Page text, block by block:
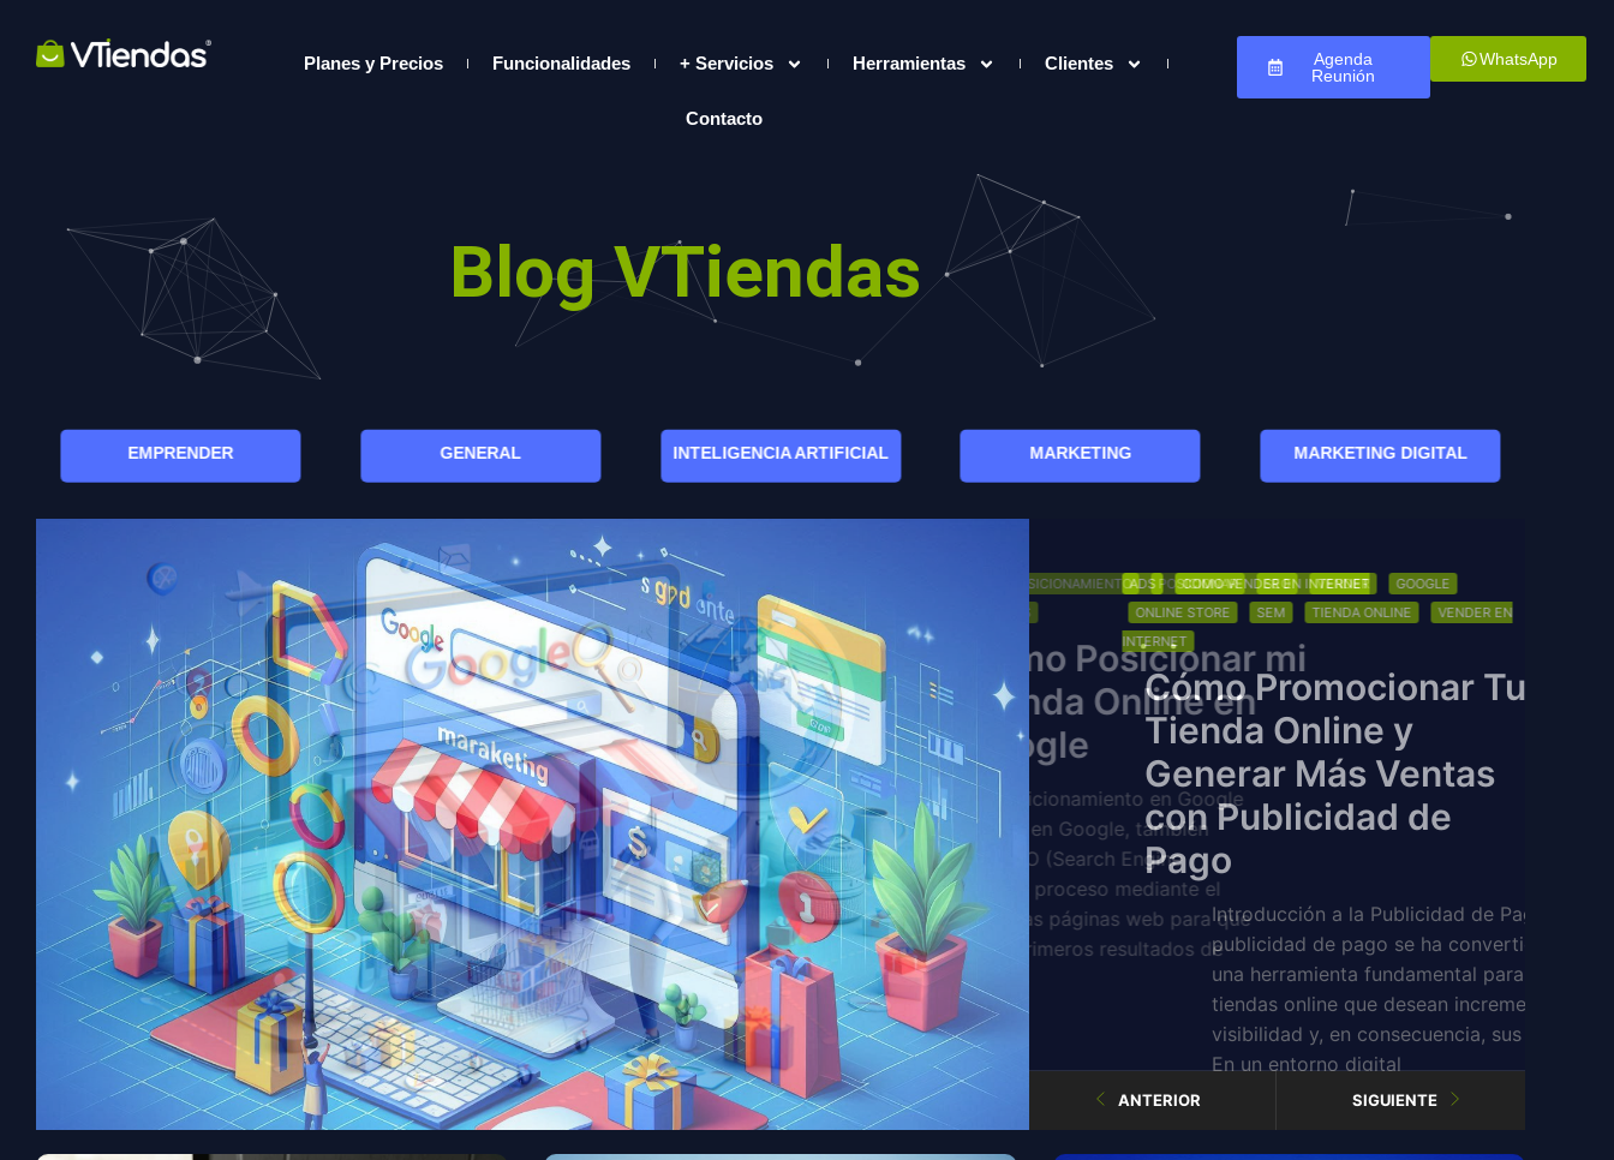
Planes y Precios Funcionalidades + Servicios Herramientas Clientes
Contacto
Agenda
Reunión
WhatsApp
Blog VTiendas
EMPRENDER GENERAL INTELIGENCIA ARTIFICIAL MARKETING MARKETING DIGITAL
ADS COMO VENDER EN INTERNET
GOOGLE
ONLINE STORE
SEM TIENDA ONLINE
VENDER EN
INTERNET
Cómo Promocionar Tu
Tienda Online y
Generar Más Ventas
con Publicidad de
Pago
Introducción a la Publicidad de Pago La
publicidad de pago se ha convertido en
una herramienta fundamental para las
tiendas online que desean incrementar su
visibilidad y, en consecuencia, sus ventas.
En un entorno digital
ANTERIOR SIGUIENTE